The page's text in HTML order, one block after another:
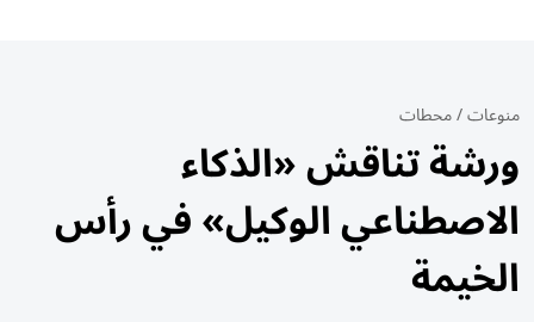
منوعات/محطات
ورشة تناقش «الذكاء
الاصطناعي الوكيل» في رأس
الخيمة